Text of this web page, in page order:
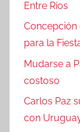
Entre Ríos
Concepción
para la
Mudarse a
costoso
Carlos Paz
con